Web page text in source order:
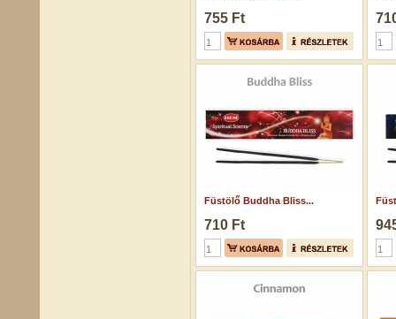
755 Ft
Füstölő Buddha Bliss...
710 Ft